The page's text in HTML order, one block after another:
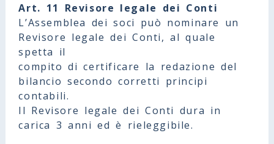
Art. 11 Revisore legale dei Conti
L’Assemblea dei soci può nominare un
Revisore legale dei Conti, al quale
spetta il
compito di certificare la redazione del
bilancio secondo corretti principi
contabili.
Il Revisore legale dei Conti dura in
carica 3 anni ed è rieleggibile.